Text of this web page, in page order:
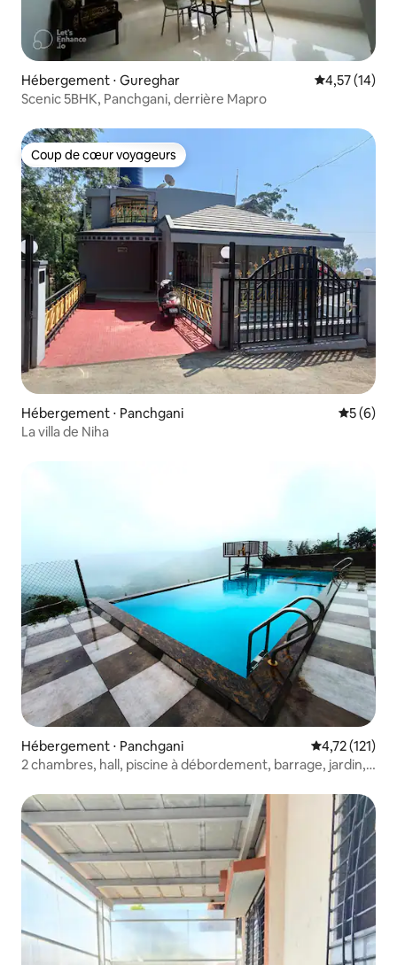
Hébergement ⋅ Gureghar Évaluation
4,57 (14)
Scenic 5BHK, Panchgani, derrière Mapro
Coup de cœur voyageurs
Coup de cœur voyageurs
Hébergement ⋅ Panchgani
5 (6)
La villa de Niha
Hébergement ⋅ Panchgani Évaluation
4,72 (121)
2 chambres, hall, piscine à débordement, barrage, jardin,